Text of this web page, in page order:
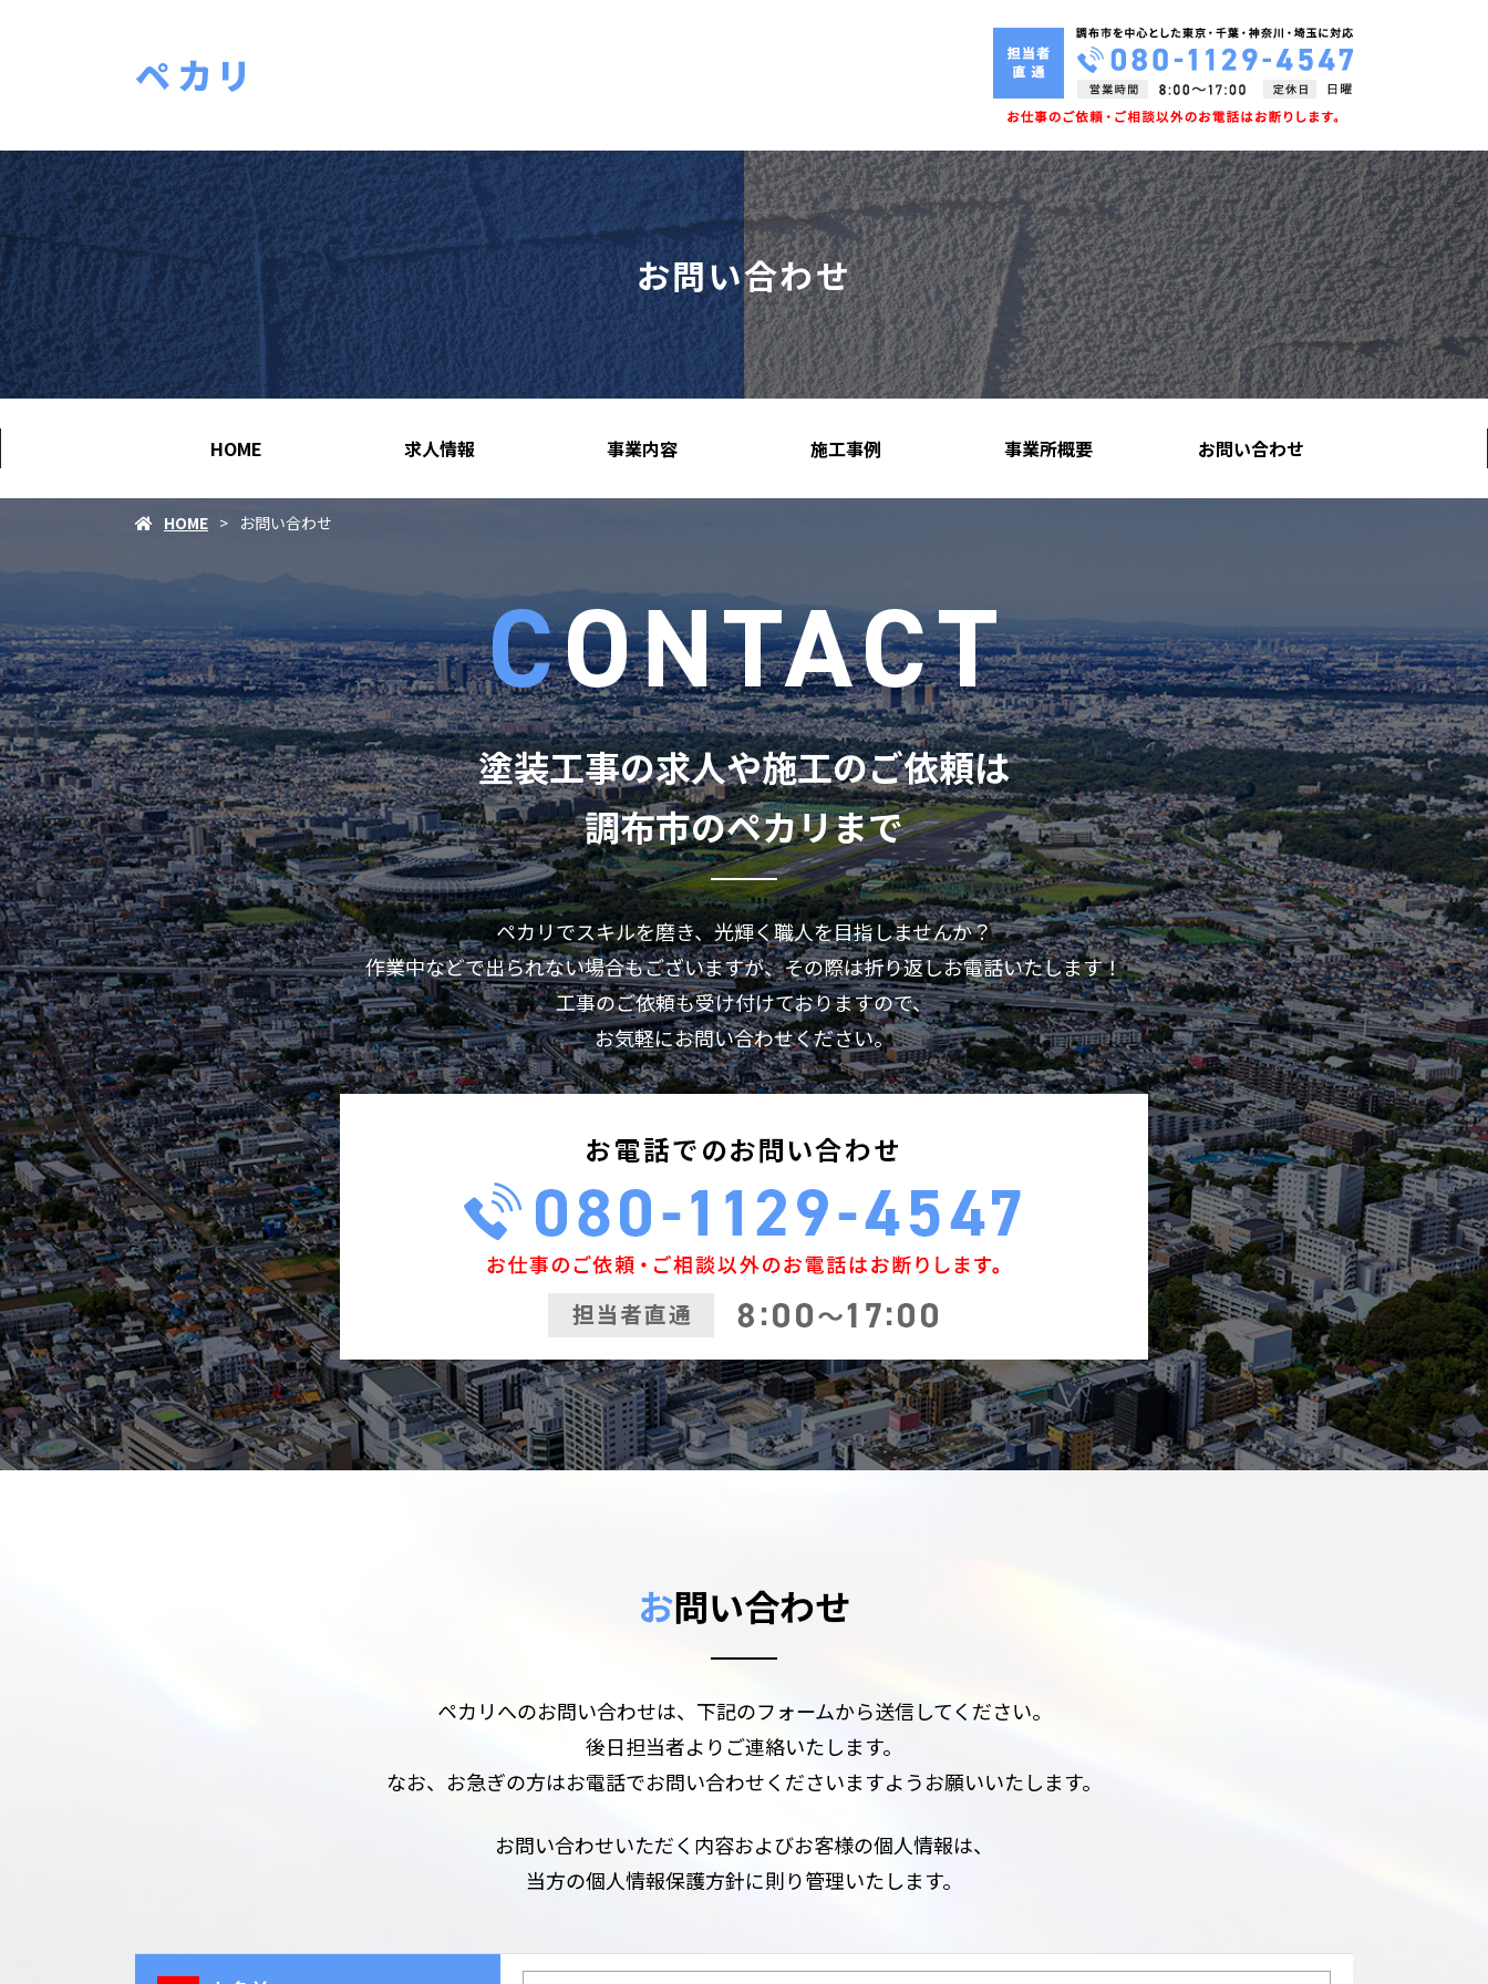
お問い合わせ
HOME 求人情報 事業内容 施工事例 事業所概要 お問い合わせ
HOME お問い合わせ
塗装工事の求人や施工のご依頼は
調布市のペカリまで
ペカリでスキルを磨き、光輝く職人を目指しませんか？
作業中などで出られない場合もございますが、その際は折り返しお電話いたします！
工事のご依頼も受け付けておりますので、
お気軽にお問い合わせください。
お問い合わせ
ペカリへのお問い合わせは、下記のフォームから送信してください。
後日担当者よりご連絡いたします。
なお、お急ぎの方はお電話でお問い合わせくださいますようお願いいたします。
お問い合わせいただく内容およびお客様の個人情報は、
当方の個人情報保護方針に則り管理いたします。